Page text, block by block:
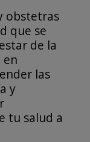
obstetras
que se
de la
en
las
y
tu salud a